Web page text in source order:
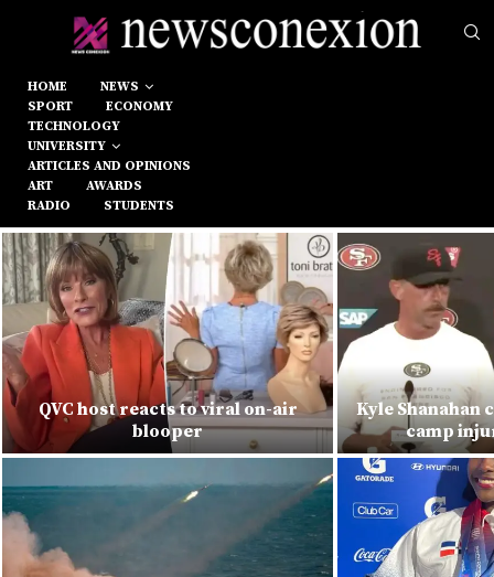
HOME
NEWS
SPORT
ECONOMY
TECHNOLOGY
UNIVERSITY
ARTICLES AND OPINIONS
ART
AWARDS
RADIO
STUDENTS
QVC host reacts to viral on-air
blooper
Kyle Shanahan
camp